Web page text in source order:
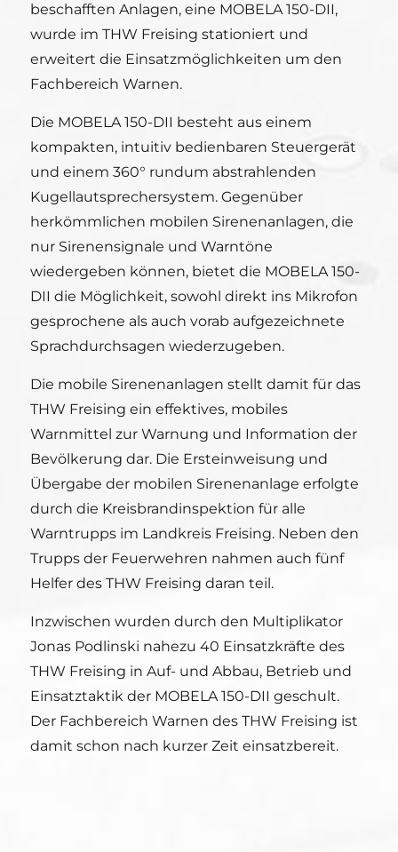
beschafften Anlagen, eine MOBELA 150-DII,
wurde im THW Freising stationiert und
erweitert die Einsatzmöglichkeiten um den
Fachbereich Warnen.
Die MOBELA 150-DII besteht aus einem
kompakten, intuitiv bedienbaren Steuergerät
und einem 360° rundum abstrahlenden
Kugellautsprechersystem. Gegenüber
herkömmlichen mobilen Sirenenanlagen, die
nur Sirenensignale und Warntöne
wiedergeben können, bietet die MOBELA 150-
DII die Möglichkeit, sowohl direkt ins Mikrofon
gesprochene als auch vorab aufgezeichnete
Sprachdurchsagen wiederzugeben.
Die mobile Sirenenanlagen stellt damit für das
THW Freising ein effektives, mobiles
Warnmittel zur Warnung und Information der
Bevölkerung dar. Die Ersteinweisung und
Übergabe der mobilen Sirenenanlage erfolgte
durch die Kreisbrandinspektion für alle
Warntrupps im Landkreis Freising. Neben den
Trupps der Feuerwehren nahmen auch fünf
Helfer des THW Freising daran teil.
Inzwischen wurden durch den Multiplikator
Jonas Podlinski nahezu 40 Einsatzkräfte des
THW Freising in Auf- und Abbau, Betrieb und
Einsatztaktik der MOBELA 150-DII geschult.
Der Fachbereich Warnen des THW Freising ist
damit schon nach kurzer Zeit einsatzbereit.